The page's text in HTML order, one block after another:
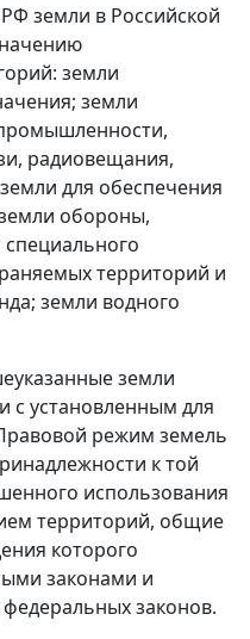
земли в Российской
земли
земли
радиовещания,
для обеспечения
обороны,
территорий и
земли водного
земли
с установленным для
режим земель
к той
использования
территорий, общие
которого
законами и
законов.